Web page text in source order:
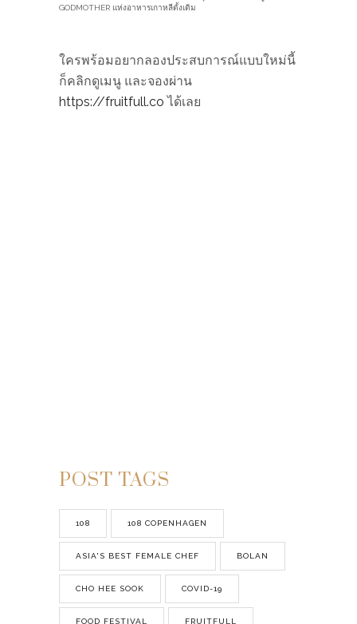
GODMOTHER แห่งอาหารเกาหลีดั้งเดิม
ใครพร้อมอยากลองประสบการณ์แบบใหม่นี้
ก็คลิกดูเมนู และจองผ่าน
https://fruitfull.co ได้เลย
POST TAGS
108 108 COPENHAGEN
ASIA'S BEST FEMALE CHEF BOLAN
CHO HEE SOOK COVID-19
FOOD FESTIVAL FRUITFULL